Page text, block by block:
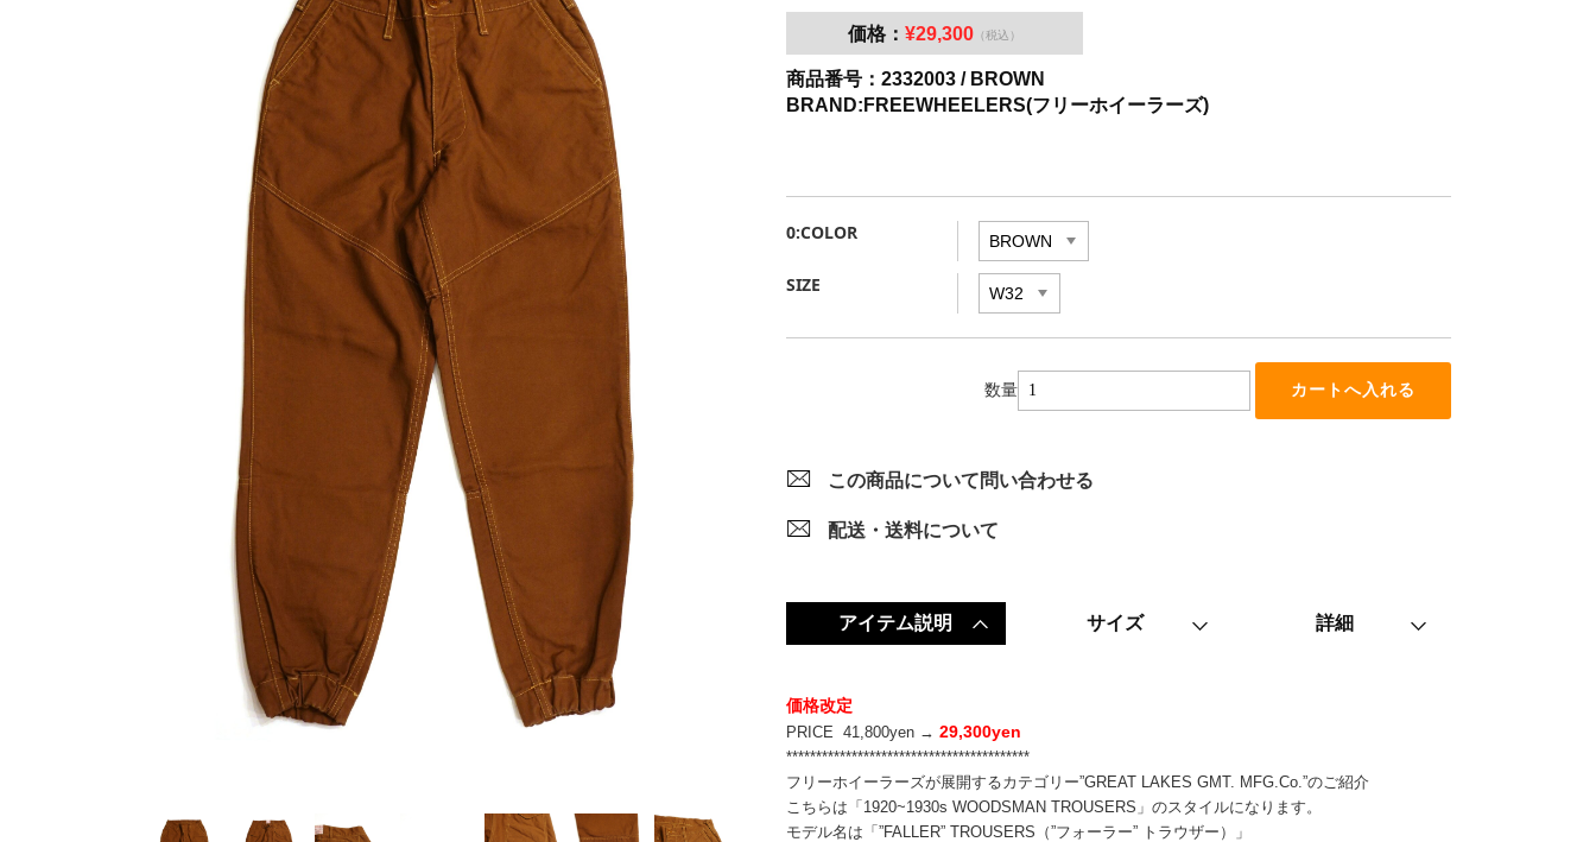
価格：¥29,300 （税込）
商品番号：2332003 / BROWN
BRAND:FREEWHEELERS(フリーホイーラーズ)
0:COLOR
SIZE
数量
この商品について問い合わせる
配送・送料について
アイテム説明 サイズ 詳細
価格改定
PRICE 41,800yen →29,300yen
*****************************************
フリーホイーラーズが展開するカテゴリー”GREAT LAKES GMT. MFG.Co.”のご紹介
こちらは「1920~1930s WOODSMAN TROUSERS」のスタイルになります。
モデル名は「”FALLER” TROUSERS（”フォーラー” トラウザー）」